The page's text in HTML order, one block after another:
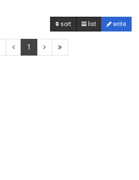
sort list write
1